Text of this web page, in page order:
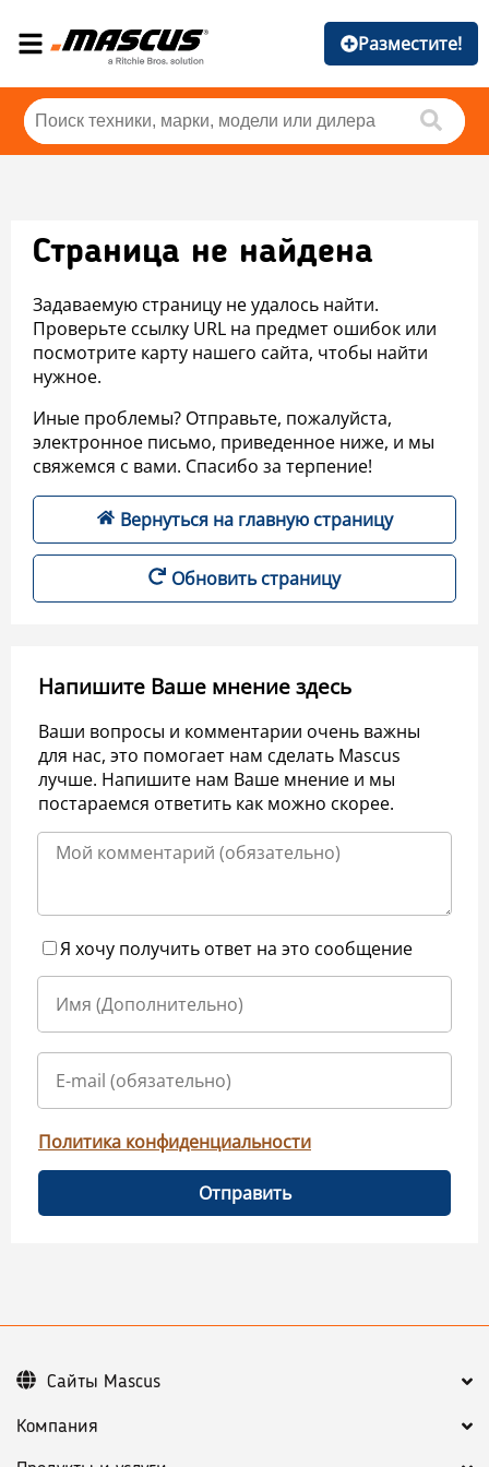
Разместите!
Страница не найдена
Задаваемую страницу не удалось найти.
Проверьте ссылку URL на предмет ошибок или
посмотрите карту нашего сайта, чтобы найти
нужное.
Иные проблемы? Отправьте, пожалуйста,
электронное письмо, приведенное ниже, и мы
свяжемся с вами. Спасибо за терпение!
Вернуться на главную страницу
Обновить страницу
Напишите Ваше мнение здесь
Ваши вопросы и комментарии очень важны
для нас, это помогает нам сделать Mascus
лучше. Напишите нам Ваше мнение и мы
постараемся ответить как можно скорее.
Я хочу получить ответ на это сообщение
Политика конфиденциальности
Отправить
Компания
Сайты Mascus